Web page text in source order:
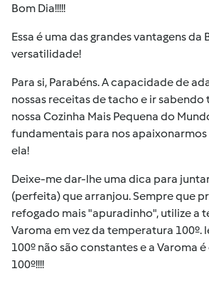
Bom Dia!!!!!
Essa é uma das grandes vantagens da
versatilidade!
Para si, Parabéns. A capacidade de
nossas receitas de tacho e ir
nossa Cozinha Mais Pequena do
fundamentais para nos apaixonarmos
ela!
Deixe-me dar-lhe uma dica para
(perfeita) que arranjou. Sempre que
refogado mais "apuradinho", utilize a
Varoma em vez da temperatura 100º.
100º não são constantes e a Varoma
100º!!!!